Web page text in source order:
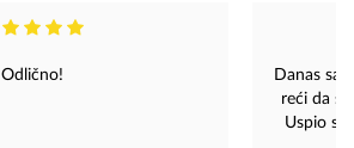
Odlično!
Danas
reći da
Uspio